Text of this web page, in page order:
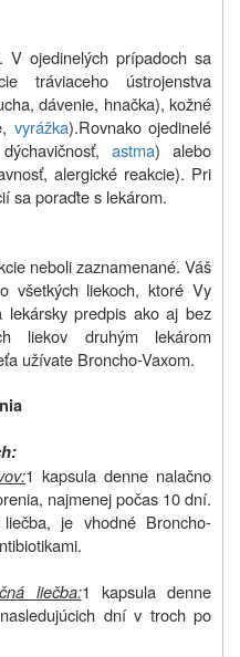
V ojedinelých prípadoch sa
tráviaceho ústrojenstva
dávenie, hnačka), kožné
vyrážka).Rovnako ojedinelé
astma) alebo
alergické reakcie). Pri
sa poraďte s lekárom.
neboli zaznamenané. Váš
všetkých liekoch, ktoré Vy
predpis ako aj bez
liekov druhým lekárom
užívate Broncho-Vaxom.
1 kapsula denne nalačno
najmenej počas 10 dní.
je vhodné Broncho-
liečba:1 kapsula denne
dní v troch po